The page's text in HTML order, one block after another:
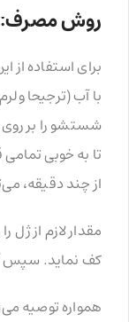
روش مصرف:
برای استفاده
با آب (ترجیحا
شستشو را بر
تا به خوبی
از چند دقیقه،
مقدار لازم از
کف نماید. سپس
همواره توصیه